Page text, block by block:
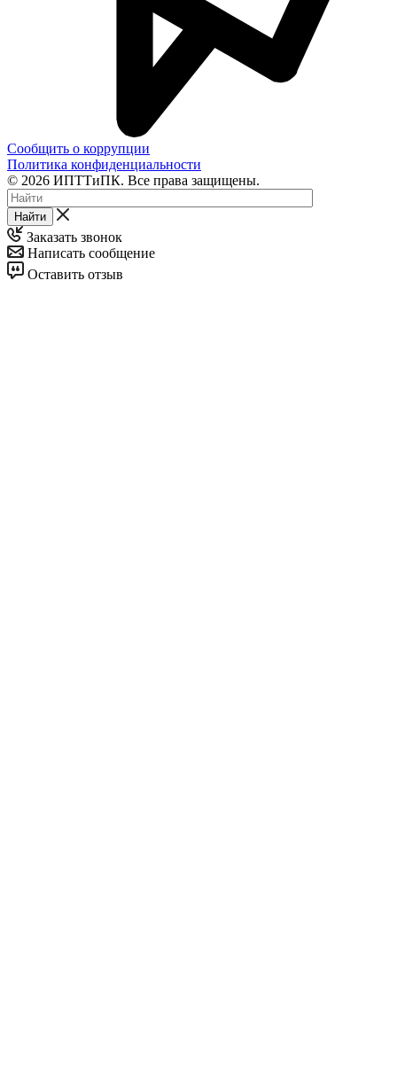
Сообщить о коррупции
Политика конфиденциальности
© 2026 ИПТТиПК. Все права защищены.
Найти
Заказать звонок
Написать сообщение
Оставить отзыв